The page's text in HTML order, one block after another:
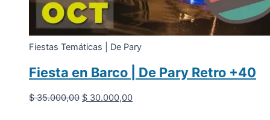
Fiestas Temáticas | De Pary
Fiesta en Barco | De Pary Retro +40
$35.000,00 El
$ 30.000,00El